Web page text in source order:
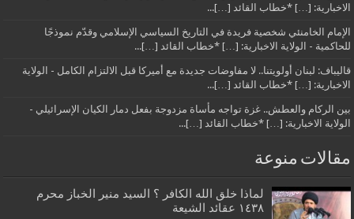
الاخبارية: […] *خطاب القائد […]...
الإمام الخامنئي شخصية فريدة في التاريخ السياسي الإسلامي وقدّم نموذجًا
للحاكمية - الولاية الاخبارية: […] *خطاب القائد […]...
قاليباف: لبنان أولويتنا.. لا مفاوضات جديدة مع أميركا قبل الالتزام الكامل - الولاية
الاخبارية: […] *خطاب القائد […]...
بين الركام والعطش.. غزة تواجه مأساة مزدوجة بفعل دمار الكيان الإسرائيلي -
الولاية الاخبارية: […] *خطاب القائد […]...
مقالات منوعة
لماذا خلق الله الكافر ؟ السيد منير الخباز محرم
١٤٣٨ عقائد الشيعة